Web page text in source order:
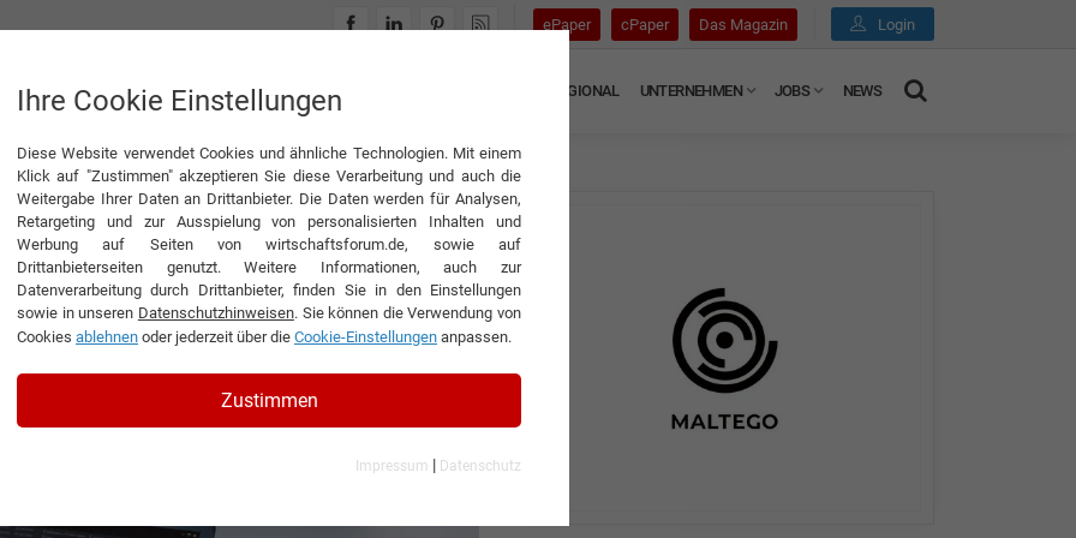
ePaper cPaper Das Magazin Login
INTERVIEWS REGIONAL UNTERNEHMEN JOBS NEWS
eine offene Plattform für digitale Aufklärung
eine offene Plattform
Marketing and Growth der Maltego
Ihre Cookie Einstellungen
Diese Website verwendet Cookies und ähnliche Technologien. Mit einem
Klick auf "Zustimmen" akzeptieren Sie diese Verarbeitung und auch die
Weitergabe Ihrer Daten an Drittanbieter. Die Daten werden für Analysen,
Retargeting und zur Ausspielung von personalisierten Inhalten und
Werbung auf Seiten von wirtschaftsforum.de, sowie auf
Drittanbieterseiten genutzt. Weitere Informationen, auch zur
Datenverarbeitung durch Drittanbieter, finden Sie in den Einstellungen
sowie in unseren Datenschutzhinweisen. Sie können die Verwendung von
Cookies ablehnen oder jederzeit über die Cookie-Einstellungen anpassen.
Zustimmen
Impressum | Datenschutz